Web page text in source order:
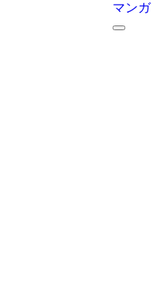
マンガ